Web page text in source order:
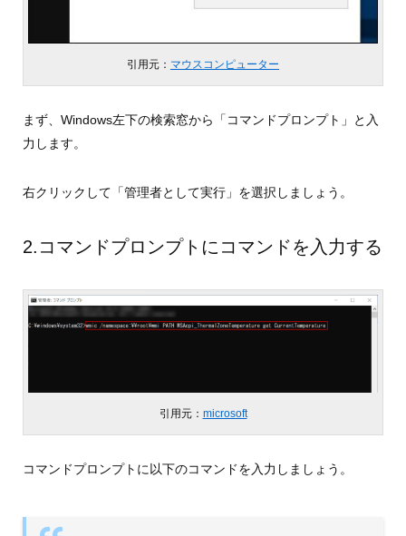
引用元： マウスコンピューター
まず、Windows左下の検索窓から「コマンドプロンプト」と入
力します。
右クリックして「管理者として実行」を選択しましょう。
2.コマンドプロンプトにコマンドを入力する
引用元： microsoft
コマンドプロンプトに以下のコマンドを入力しましょう。